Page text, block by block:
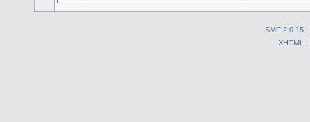
SMF 2.0.15 |
XHTML